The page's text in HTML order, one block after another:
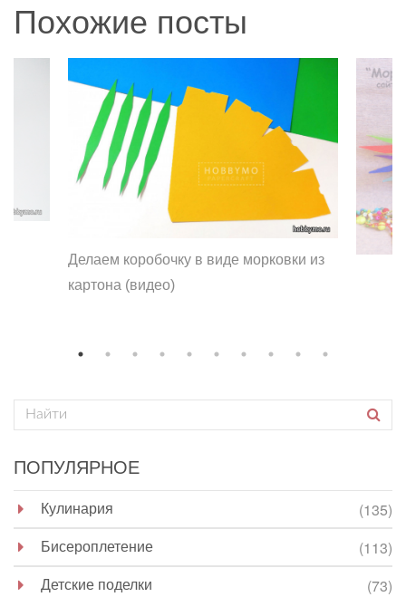
Похожие посты
Делаем коробочку в виде морковки из
картона (видео)
ПОПУЛЯРНОЕ
Кулинария
(135)
Бисероплетение
(113)
Детские поделки
(73)